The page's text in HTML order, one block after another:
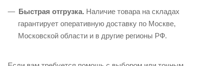
Быстрая отгрузка. Наличие товара на складах
гарантирует оперативную доставку по Москве,
Московской области и в другие регионы РФ.